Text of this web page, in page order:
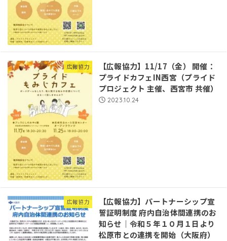
広報協力
【広報協力】11/17（金） 開催：
プライドカフェIN西宮（プライド
プロジェクト 主催、西宮市 共催）
2023.10.24
広報協力
【広報協力】パートナーシップ宣
誓証明制度 府内自治体間連携のお
知らせ｜令和５年１０月１日より
松原市との連携を開始（大阪府）